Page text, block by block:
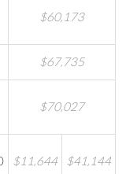
$60,173
$67,735
$70,027
$11,644 $41,144